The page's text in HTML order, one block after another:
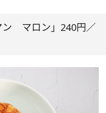
ン マロン」240円／